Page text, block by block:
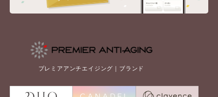
プレミアアンチエイジング｜ブランド